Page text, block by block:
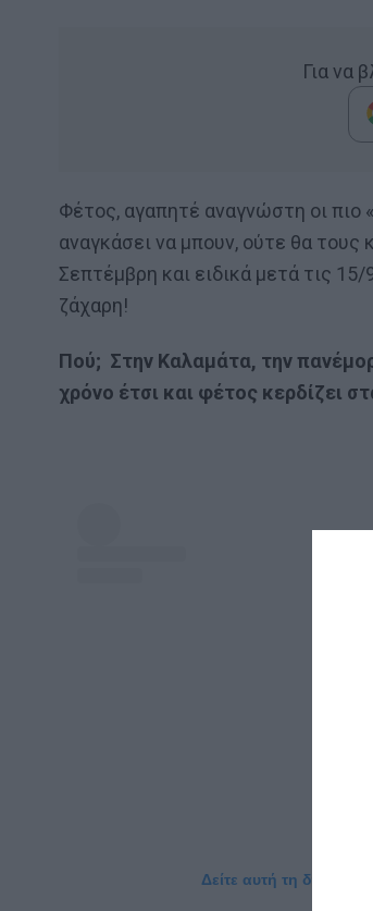
Για να
Φέτος, αγαπητέ αναγνώστη οι πιο
αναγκάσει να μπουν, ούτε θα τους
Σεπτέμβρη και ειδικά μετά τις
ζάχαρη!
Πού; Στην Καλαμάτα, την
χρόνο έτσι και φέτος κερδίζει
Δείτε αυτή τη